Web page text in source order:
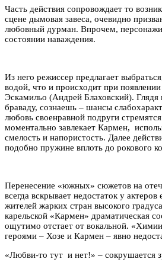
Часть действия сопровождает то
сцене дымовая завеса, очевидно
любовный дурман. Впрочем, персонажи
состоянии наваждения.
Из него режиссер предлагает
водой, что и происходит при появлении
Эскамильо (Андрей Блаховский). Глядя
браваду, сознаешь – шансы
любовь своенравной подруги
моментально завлекает Кармен,
смелость и напористость. Далее
подобно пружине вплоть до рокового
Перенесение «южных» сюжетов на
всегда вскрывает недостаток у актеров
жителей жарких стран высокого
карельской «Кармен» драматическая
ощутимо отстает от вокальной.
героями – Хозе и Кармен – явно
«Любви-то тут и нет!» – сокрушается